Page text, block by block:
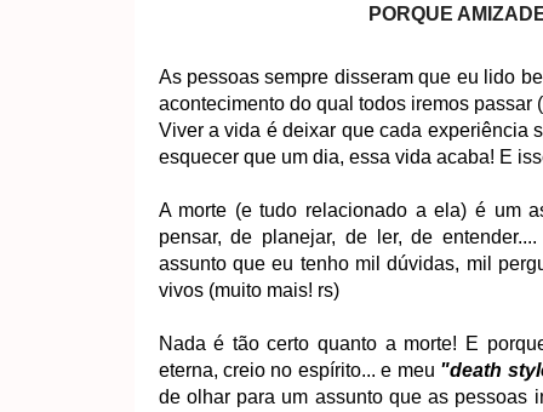
PORQUE
As pessoas sempre disseram que eu lido
acontecimento do qual todos iremos passar
Viver a vida é deixar que cada experiência
esquecer que um dia, essa vida acaba! E
A morte (e tudo relacionado a ela) é um
pensar, de planejar, de ler, de
assunto que eu tenho mil dúvidas, mil
vivos (muito mais! rs)
Nada é tão certo quanto a morte! E
eterna, creio no espírito... e meu "death
de olhar para um assunto que as pessoas